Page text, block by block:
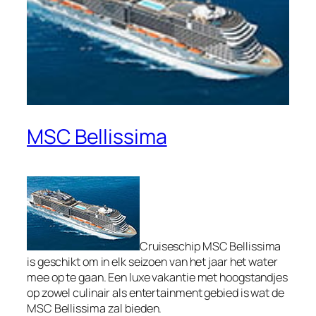
MSC Bellissima
Cruiseschip MSC Bellissima
is geschikt om in elk seizoen van het jaar het water
mee op te gaan. Een luxe vakantie met hoogstandjes
op zowel culinair als entertainment gebied is wat de
MSC Bellissima zal bieden.